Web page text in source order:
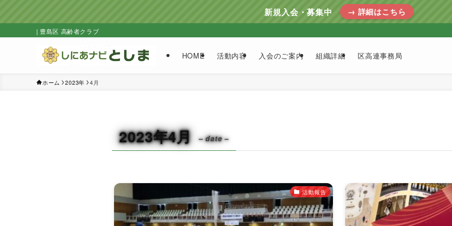
新規入会・募集中 → 詳細はこちら
| 豊島区 高齢者クラブ
HOME 活動内容 入会のご案内 組織詳細 区高連事務局
ホーム 2023年 4月
2023年4月 – date –
活動報告